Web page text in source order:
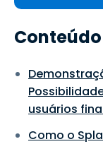
usuários
Como o